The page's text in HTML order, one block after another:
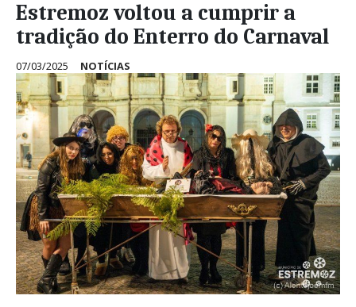
Estremoz voltou a cumprir a
tradição do Enterro do Carnaval
07/03/2025 NOTÍCIAS